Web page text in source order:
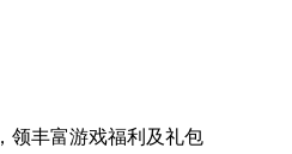
，领丰富游戏福利 及礼包